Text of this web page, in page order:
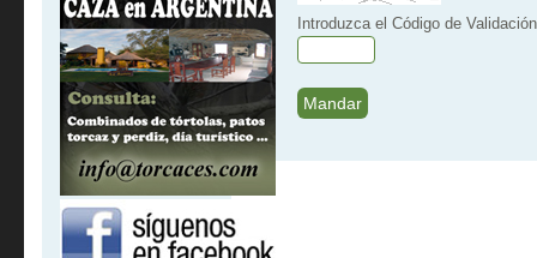
Introduzca el Código de